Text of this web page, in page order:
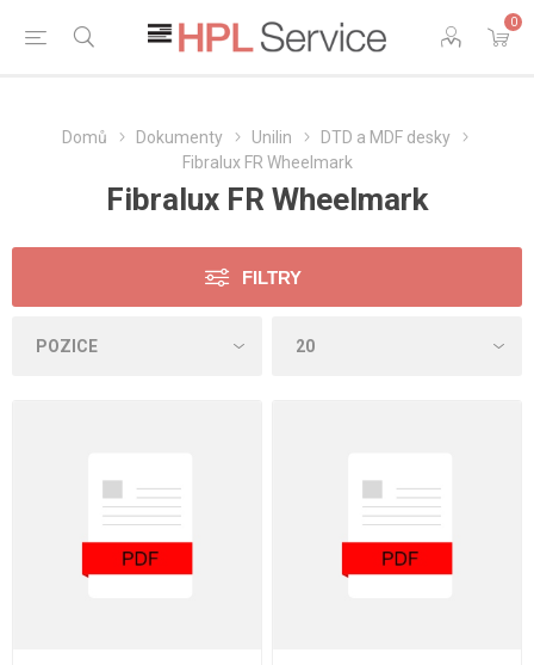
0
Domů Dokumenty Unilin
DTD a MDF desky
Fibralux FR Wheelmark
Fibralux FR Wheelmark
FILTRY